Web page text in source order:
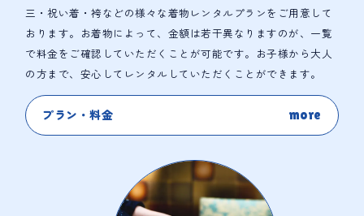
三・祝い着・袴などの様々な着物レンタルプランをご用意して
おります。 お着物によって、金額は若干異なりますのが、一覧
で料金をご確認していただくことが可能です。お子様から大人
の方まで、安心してレンタルしていただくことができます。
プラン・料金